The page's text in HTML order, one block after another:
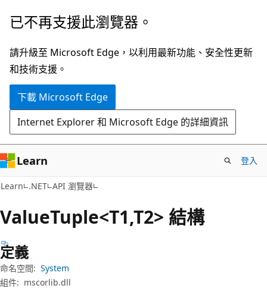
跳
主
要
內
跳
頁
面
內
覽
已不再支援此瀏覽器。
請升級至 Microsoft Edge，以利用最新功能、安全性更新
和技術支援。
下載 Microsoft Edge
Internet Explorer 和 Microsoft Edge 的詳細資訊
Learn 登入
Learn .NET API 瀏覽器
ValueTuple<T1,T2> 結構
定義
命名空間: System
組件: mscorlib.dll